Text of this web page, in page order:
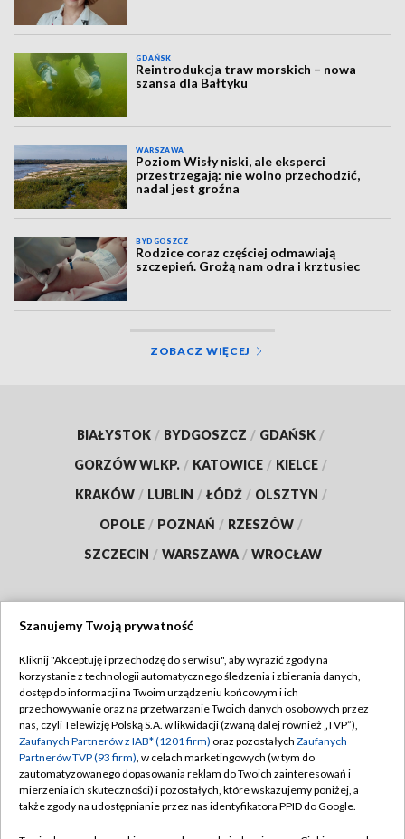
GDAŃSK
Reintrodukcja traw morskich – nowa
szansa dla Bałtyku
WARSZAWA
Poziom Wisły niski, ale eksperci
przestrzegają: nie wolno przechodzić,
nadal jest groźna
BYDGOSZCZ
Rodzice coraz częściej odmawiają
szczepień. Grożą nam odra i krztusiec
ZOBACZ WIĘCEJ
BIAŁYSTOK / BYDGOSZCZ / GDAŃSK /
GORZÓW WLKP. / KATOWICE / KIELCE /
KRAKÓW / LUBLIN / ŁÓDŹ / OLSZTYN /
OPOLE / POZNAŃ / RZESZÓW /
SZCZECIN / WARSZAWA / WROCŁAW
TVP
Abonament TVP
Emisja w TVP
Centrum informacji TVP
Naziemna Telewizja Cyfrowa
Regulamin TVP
Polityka prywatności
Moje zgody
Pomoc
Szanujemy Twoją prywatność
Kliknij "Akceptuję i przechodzę do serwisu", aby wyrazić zgody na
korzystanie z technologii automatycznego śledzenia i zbierania danych,
dostęp do informacji na Twoim urządzeniu końcowym i ich
przechowywanie oraz na przetwarzanie Twoich danych osobowych przez
nas, czyli Telewizję Polską S.A. w likwidacji (zwaną dalej również „TVP”),
Zaufanych Partnerów z IAB* (1201 firm) oraz pozostałych Zaufanych
Partnerów TVP (93 firm), w celach marketingowych (w tym do
zautomatyzowanego dopasowania reklam do Twoich zainteresowań i
mierzenia ich skuteczności) i pozostałych, które wskazujemy poniżej, a
także zgody na udostępnianie przez nas identyfikatora PPID do Google.